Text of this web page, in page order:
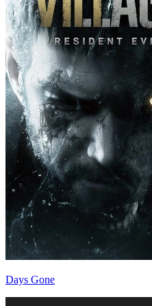
Days Gone